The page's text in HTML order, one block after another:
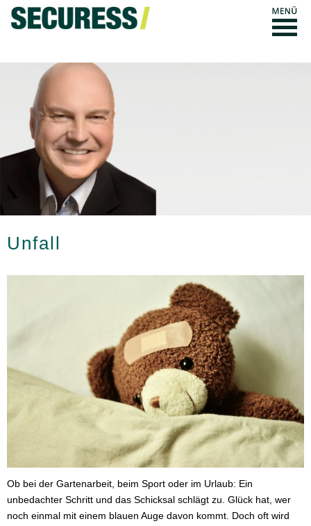
Unfall
Ob bei der Gartenarbeit, beim Sport oder im Urlaub: Ein
unbedachter Schritt und das Schicksal schlägt zu. Glück hat, wer
noch einmal mit einem blauen Auge davon kommt. Doch oft wird